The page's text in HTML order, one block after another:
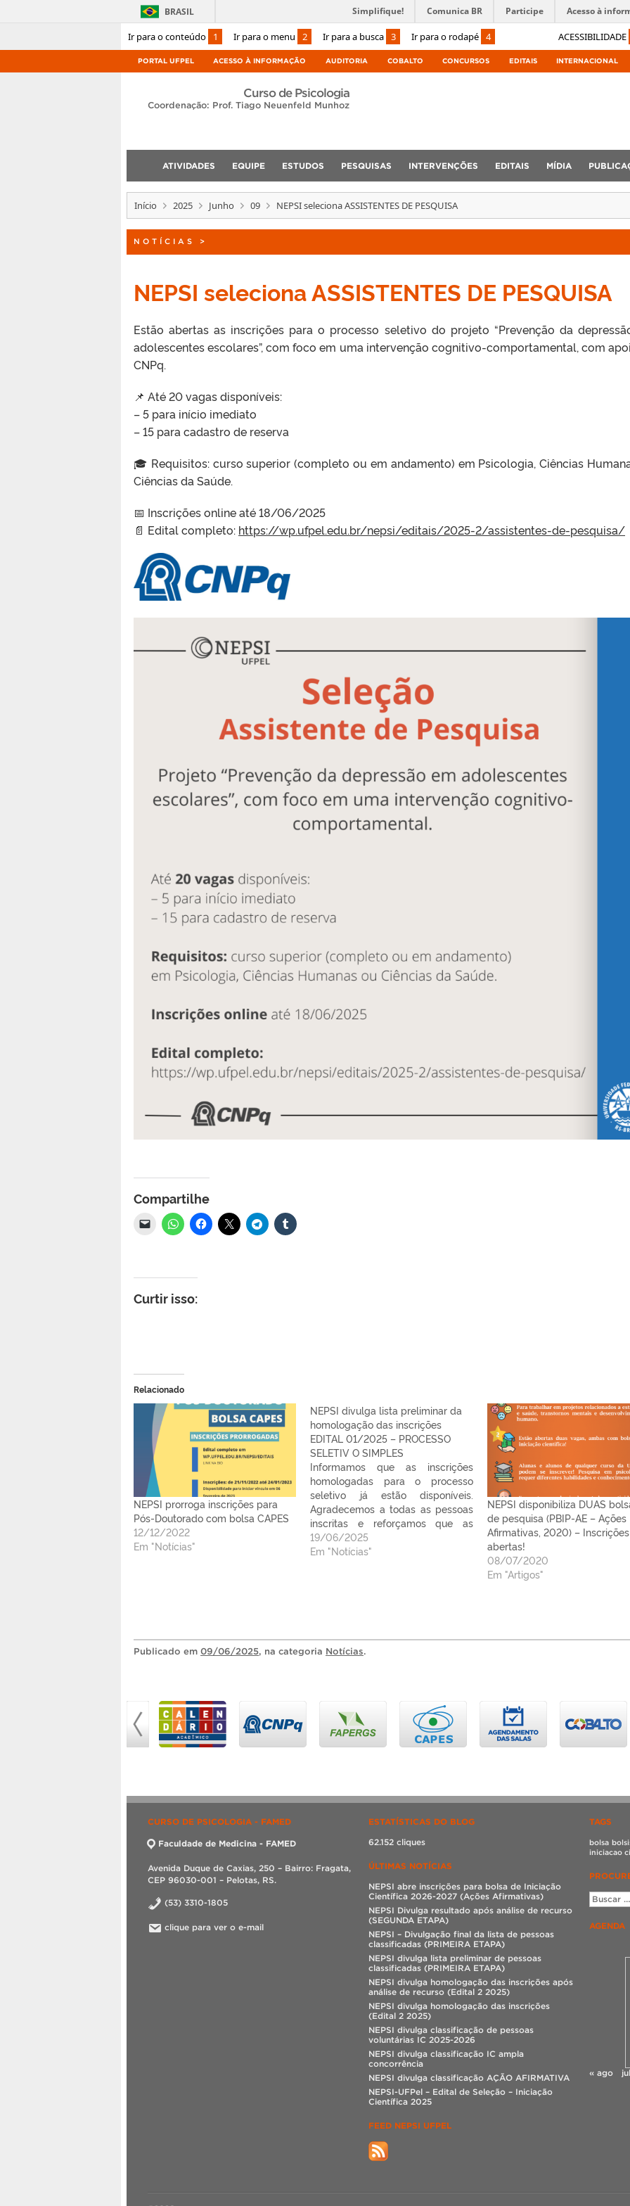
Ir para o conteúdo 1 Ir para o menu 2 Ir para a busca 3 Ir para o rodapé 4 ACESSIBILIDADE
BRASIL Simplifique! Comunica BR Participe Acesso à
PORTAL UFPEL ACESSO À INFORMAÇÃO AUDITORIA COBALTO CONCURSOS EDITAIS INTERNACIONAL
Curso de Psicologia
Coordenação: Prof. Tiago Neuenfeld Munhoz
ATIVIDADES EQUIPE ESTUDOS PESQUISAS INTERVENÇÕES EDITAIS MÍDIA
Início 2025 Junho 09 NEPSI seleciona ASSISTENTES DE PESQUISA
NOTÍCIAS >
NEPSI seleciona ASSISTENTES DE PESQUISA
Estão abertas as inscrições para o processo seletivo do projeto “Prevenção da
adolescentes escolares”, com foco em uma intervenção cognitivo-comportamental, com
CNPq.
📌 Até 20 vagas disponíveis:
– 5 para início imediato
– 15 para cadastro de reserva
🎓 Requisitos: curso superior (completo ou em andamento) em Psicologia, Ciências
Ciências da Saúde.
📅 Inscrições online até 18/06/2025
📄 Edital completo: https://wp.ufpel.edu.br/nepsi/editais/2025-2/assistentes-de-pesquisa/
Compartilhe
Curtir isso:
Relacionado
NEPSI prorroga inscrições para
Pós-Doutorado com bolsa CAPES
12/12/2022
Em "Notícias"
NEPSI divulga lista preliminar da
homologação das inscrições
EDITAL 01/2025 – PROCESSO
SELETIV O SIMPLES
Informamos que as inscrições
homologadas para o processo
seletivo já estão disponíveis.
Agradecemos a todas as pessoas
inscritas e reforçamos que as
próximas etapas serão divulgadas
conforme o cronograma previsto
19/06/2025
Em "Notícias"
NEPSI disponibiliza DUAS
de pesquisa (PBIP-AE – Ações
Afirmativas, 2020) – Inscrições
abertas!
08/07/2020
Em "Artigos"
Publicado em 09/06/2025, na categoria Notícias.
CURSO DE PSICOLOGIA - FAMED
Faculdade de Medicina - FAMED
Avenida Duque de Caxias, 250 – Bairro: Fragata,
CEP 96030-001 – Pelotas, RS.
(53) 3310-1805
clique para ver o e-mail
ESTATÍSTICAS DO BLOG
62.152 cliques
ÚLTIMAS NOTÍCIAS
NEPSI abre inscrições para bolsa de Iniciação
Científica 2026-2027 (Ações Afirmativas)
NEPSI Divulga resultado após análise de recurso
(SEGUNDA ETAPA)
NEPSI – Divulgação final da lista de pessoas
classificadas (PRIMEIRA ETAPA)
NEPSI divulga lista preliminar de pessoas
classificadas (PRIMEIRA ETAPA)
NEPSI divulga homologação das inscrições após
análise de recurso (Edital 2 2025)
NEPSI divulga homologação das inscrições
(Edital 2 2025)
NEPSI divulga classificação de pessoas
voluntárias IC 2025-2026
NEPSI divulga classificação IC ampla
concorrência
NEPSI divulga classificação AÇÃO AFIRMATIVA
NEPSI-UFPel – Edital de Seleção – Iniciação
Científica 2025
FEED NEPSI UFPEL
TAGS
bolsa
iniciacao
AGENDA
« ago